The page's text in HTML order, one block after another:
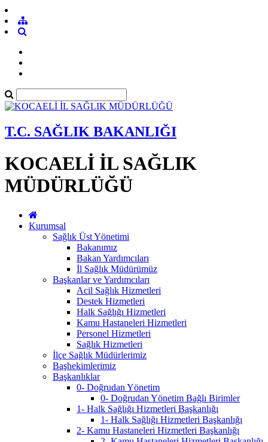
T.C. SAĞLIK BAKANLIĞI
KOCAELİ İL SAĞLIK
MÜDÜRLÜĞÜ
Kurumsal
Sağlık Üst Yönetimi
Bakanımız
Bakan Yardımcıları
İl Sağlık Müdürümüz
Başkanlar ve Yardımcıları
Acil Sağlık Hizmetleri
Destek Hizmetleri
Halk Sağlığı Hizmetleri
Kamu Hastaneleri Hizmetleri
Personel Hizmetleri
Sağlık Hizmetleri
İlçe Sağlık Müdürlerimiz
Başhekimlerimiz
Başkanlıklar
0- Doğrudan Yönetim
0- Doğrudan Yönetim Bağlı Birimler
1- Halk Sağlığı Hizmetleri Başkanlığı
1- Halk Sağlığı Hizmetleri Başkanlığı
2- Kamu Hastaneleri Hizmetleri Başkanlığı